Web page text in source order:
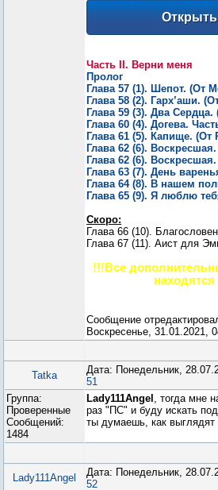
Часть II. Верни меня
Пролог
Глава 57 (1). Шепот. (От
Глава 58 (2). Гарх’аши.
Глава 59 (3). Два
Глава 60 (4). Догева.
Глава 61 (5). Капище. (От
Глава 62 (6).
Глава 62 (6).
Глава 63 (7). День
Глава 64 (8). В нашем
Глава 65 (9). Я люблю
Скоро:
Глава 66 (10).
Глава 67 (11). Аист для
!!!Все
Сообщение
Воскресенье, 31.01.2021,
Tatka
Дата: Понедельник,
51
Группа:
Проверенные
Сообщений:
1484
Lady111Angel , тогда мне
раз "ПС" и буду искать
ты думаешь, как
Lady111Angel
Дата: Понедельник,
52